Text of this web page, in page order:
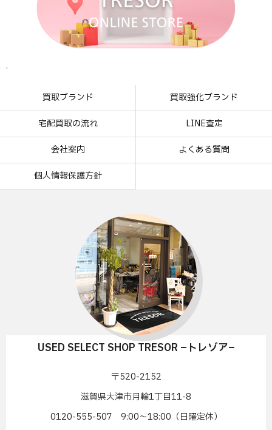
.
買取ブランド 買取強化ブランド
宅配買取の流れ LINE査定
会社案内 よくある質問
個人情報保護方針
USED SELECT SHOP TRESOR –トレゾア–
〒520-2152
滋賀県大津市月輪1丁目11-8
0120-555-507 9:00〜18:00（日曜定休）